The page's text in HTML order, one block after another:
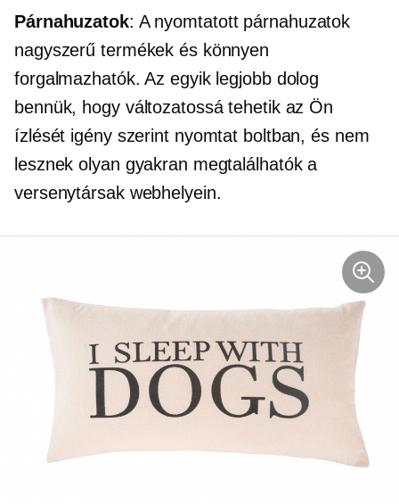
Párnahuzatok: A nyomtatott párnahuzatok
nagyszerű termékek és könnyen
forgalmazhatók. Az egyik legjobb dolog
bennük, hogy változatossá tehetik az Ön
ízlését igény szerint nyomtat boltban, és nem
lesznek olyan gyakran megtalálhatók a
versenytársak webhelyein.